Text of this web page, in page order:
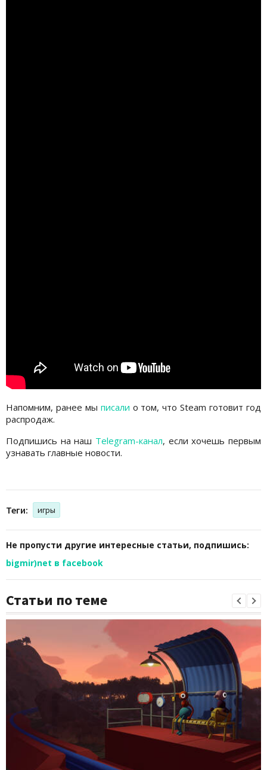
Напомним, ранее мы писали о том, что Steam готовит год
распродаж.
Подпишись на наш Telegram-канал, если хочешь первым
узнавать главные новости.
Теги: игры
Не пропусти другие интересные статьи, подпишись:
bigmir)net в facebook
Статьи по теме